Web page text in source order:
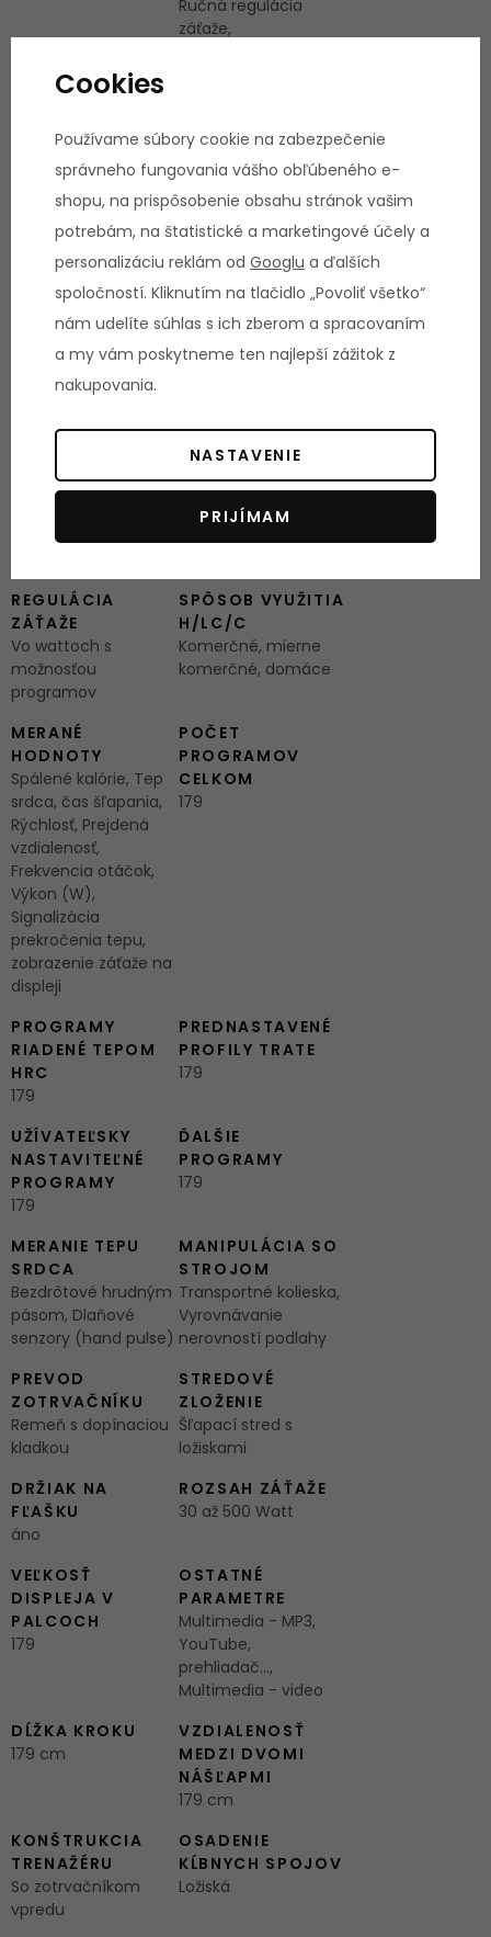
Ručná regulácia
záťaže,
hodnôt, Užívateľské
programy
TYP DISPLEJA
Interaktívny SMART
HD dotykový displej
NAPÁJANIE
Sieťová prípojka 230 V
POUŽITIE PODĽA
DIN EN 957
ZAISTENIE
SERVISU
zákazníka
Garantovaná 7 rokov KÓD
179
MOŽNOSTI
Možnosť nastavenia
ODPOR ŠĽAPANIA
TVORENÝ
REGULÁCIA
ZÁŤAŽE
Vo wattoch s
možnosťou
programov
SPÔSOB VYUŽITIA
H/LC/C
Komerčné, mierne
komerčné, domáce
MERANÉ
HODNOTY
Spálené kalórie, Tep
srdca, čas šľapania,
Rýchlosť, Prejdená
vzdialenosť,
Frekvencia otáčok,
Výkon (W),
Signalizácia
prekročenia tepu,
zobrazenie záťaže na
displeji
POČET
PROGRAMOV
CELKOM
179
PROGRAMY
RIADENÉ TEPOM
HRC
179
PREDNASTAVENÉ
PROFILY TRATE
179
UŽÍVATEĽSKY
NASTAVITEĽNÉ
PROGRAMY
179
ĎALŠIE
PROGRAMY
179
MERANIE TEPU
SRDCA
Bezdrôtové hrudným
pásom, Dlaňové
senzory (hand pulse)
MANIPULÁCIA SO
STROJOM
Transportné kolieska,
Vyrovnávanie
nerovností podlahy
PREVOD
ZOTRVAČNÍKU
Remeň s dopínaciou
kladkou
STREDOVÉ
ZLOŽENIE
Šľapací stred s
ložiskami
DRŽIAK NA
FĽAŠKU
áno
ROZSAH ZÁŤAŽE
30 až 500 Watt
VEĽKOSŤ
DISPLEJA V
PALCOCH
179
OSTATNÉ
PARAMETRE
Multimedia - MP3,
YouTube,
prehliadač...,
Multimedia - video
DĹŽKA KROKU
179 cm
VZDIALENOSŤ
MEDZI DVOMI
NÁŠĽAPMI
179 cm
KONŠTRUKCIA
TRENAŽÉRU
So zotrvačníkom
vpredu
OSADENIE
KĹBNYCH SPOJOV
Ložiská
Cookies
Používame súbory cookie na zabezpečenie
správneho fungovania vášho obľúbeného e-
shopu, na prispôsobenie obsahu stránok vašim
potrebám, na štatistické a marketingové účely a
personalizáciu reklám od Googlu a ďalších
spoločností. Kliknutím na tlačidlo „Povoliť všetko“
nám udelíte súhlas s ich zberom a spracovaním
a my vám poskytneme ten najlepší zážitok z
nakupovania.
NASTAVENIE
PRIJÍMAM